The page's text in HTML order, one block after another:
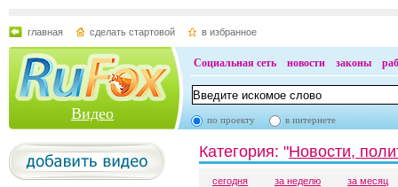
главная сделать стартовой в избранное
Видео
Социальная сеть новости законы
по проекту в интернете
Категория: "Новости,
сегодня за неделю за месяц